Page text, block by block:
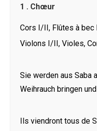
1 . Chœur
Cors I/II, Flûtes à
Violons I/II, Violes,
Sie werden aus Saba
Weihrauch bringen
Ils viendront tous de